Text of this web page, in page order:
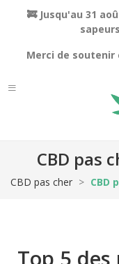
🚒 Jusqu'au 31
Merci de
CBD pas
CBD pas cher CBD
Top 5